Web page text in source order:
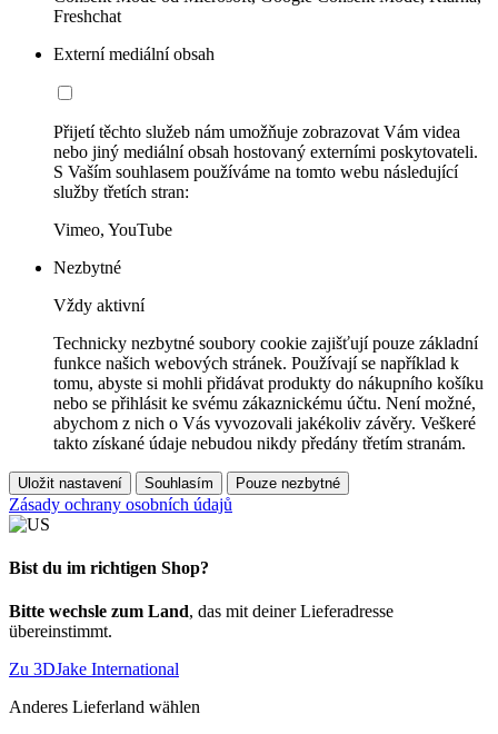
Freshchat
Externí mediální obsah
Přijetí těchto služeb nám umožňuje zobrazovat Vám videa
nebo jiný mediální obsah hostovaný externími poskytovateli.
S Vaším souhlasem používáme na tomto webu následující
služby třetích stran:
Vimeo, YouTube
Nezbytné
Vždy aktivní
Technicky nezbytné soubory cookie zajišťují pouze základní
funkce našich webových stránek. Používají se například k
tomu, abyste si mohli přidávat produkty do nákupního košíku
nebo se přihlásit ke svému zákaznickému účtu. Není možné,
abychom z nich o Vás vyvozovali jakékoliv závěry. Veškeré
takto získané údaje nebudou nikdy předány třetím stranám.
Uložit nastavení Souhlasím Pouze nezbytné
Zásady ochrany osobních údajů
Bist du im richtigen Shop?
Bitte wechsle zum Land, das mit deiner Lieferadresse
übereinstimmt.
Zu 3DJake International
Anderes Lieferland wählen